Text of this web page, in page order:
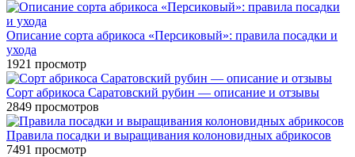
Описание сорта абрикоса «Персиковый»: правила посадки и
ухода
1921 просмотр
Сорт абрикоса Саратовский рубин — описание и отзывы
2849 просмотров
Правила посадки и выращивания колоновидных абрикосов
7491 просмотр